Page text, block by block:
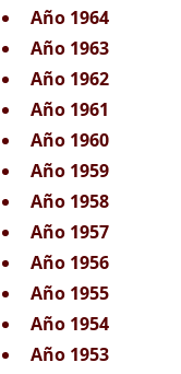
Año 1964
Año 1963
Año 1962
Año 1961
Año 1960
Año 1959
Año 1958
Año 1957
Año 1956
Año 1955
Año 1954
Año 1953